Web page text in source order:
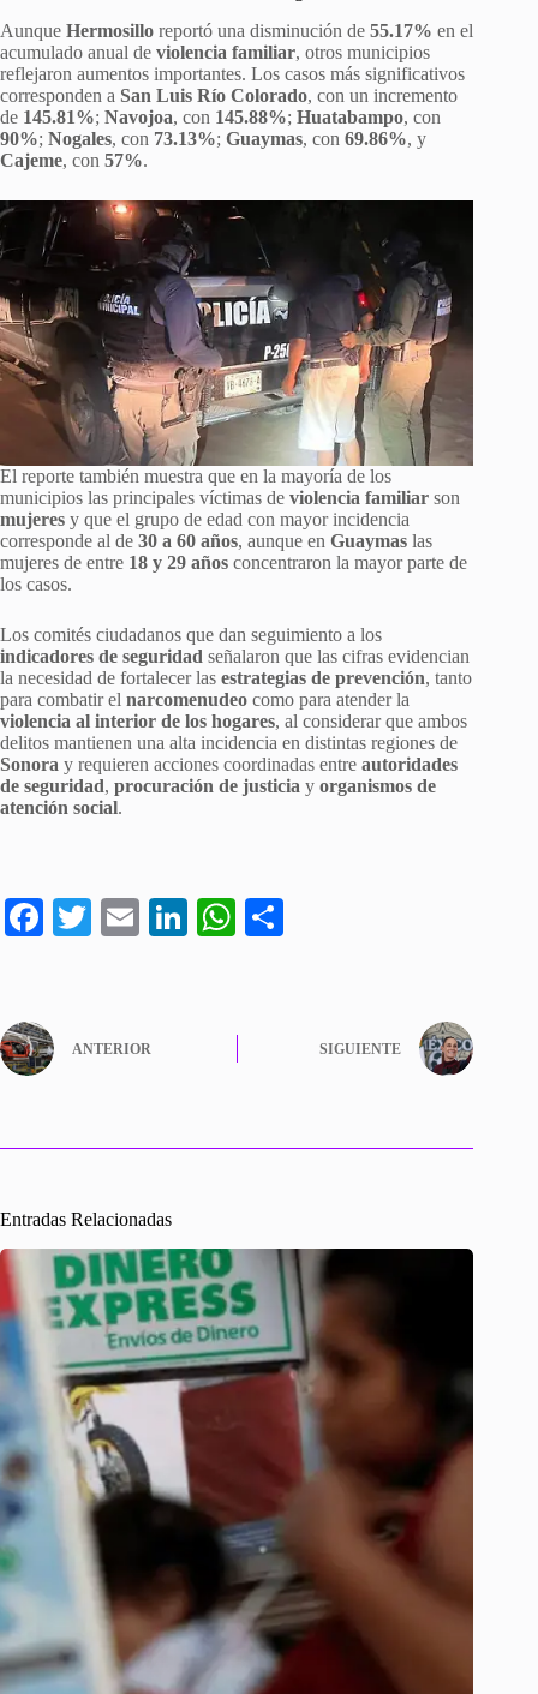
Aunque Hermosillo reportó una disminución de 55.17% en el
acumulado anual de violencia familiar, otros municipios
reflejaron aumentos importantes. Los casos más significativos
corresponden a San Luis Río Colorado, con un incremento
de 145.81%; Navojoa, con 145.88%; Huatabampo, con
90%; Nogales, con 73.13%; Guaymas, con 69.86%, y
Cajeme, con 57%.
El reporte también muestra que en la mayoría de los
municipios las principales víctimas de violencia familiar son
mujeres y que el grupo de edad con mayor incidencia
corresponde al de 30 a 60 años, aunque en Guaymas las
mujeres de entre 18 y 29 años concentraron la mayor parte de
los casos.
Los comités ciudadanos que dan seguimiento a los
indicadores de seguridad señalaron que las cifras evidencian
la necesidad de fortalecer las estrategias de prevención, tanto
para combatir el narcomenudeo como para atender la
violencia al interior de los hogares, al considerar que ambos
delitos mantienen una alta incidencia en distintas regiones de
Sonora y requieren acciones coordinadas entre autoridades
de seguridad, procuración de justicia y organismos de
atención social.
Fa
ok
T
r
E
Li
W
A
pp
ANTERIOR SIGUIENTE
Entradas Relacionadas